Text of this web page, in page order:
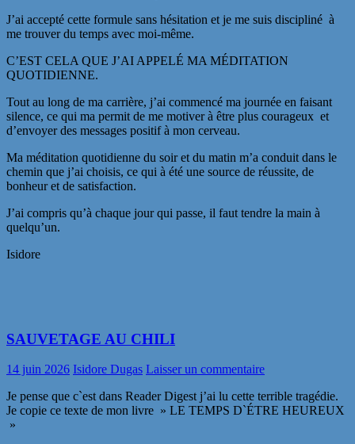
J’ai accepté cette formule sans hésitation et je me suis discipliné à
me trouver du temps avec moi-même.
C’EST CELA QUE J’AI APPELÉ MA MÉDITATION
QUOTIDIENNE.
Tout au long de ma carrière, j’ai commencé ma journée en faisant
silence, ce qui ma permit de me motiver à être plus courageux et
d’envoyer des messages positif à mon cerveau.
Ma méditation quotidienne du soir et du matin m’a conduit dans le
chemin que j’ai choisis, ce qui à été une source de réussite, de
bonheur et de satisfaction.
J’ai compris qu’à chaque jour qui passe, il faut tendre la main à
quelqu’un.
Isidore
SAUVETAGE AU CHILI
14 juin 2026 Isidore Dugas Laisser un commentaire
Je pense que c`est dans Reader Digest j’ai lu cette terrible tragédie.
Je copie ce texte de mon livre » LE TEMPS D`ÉTRE HEUREUX
»